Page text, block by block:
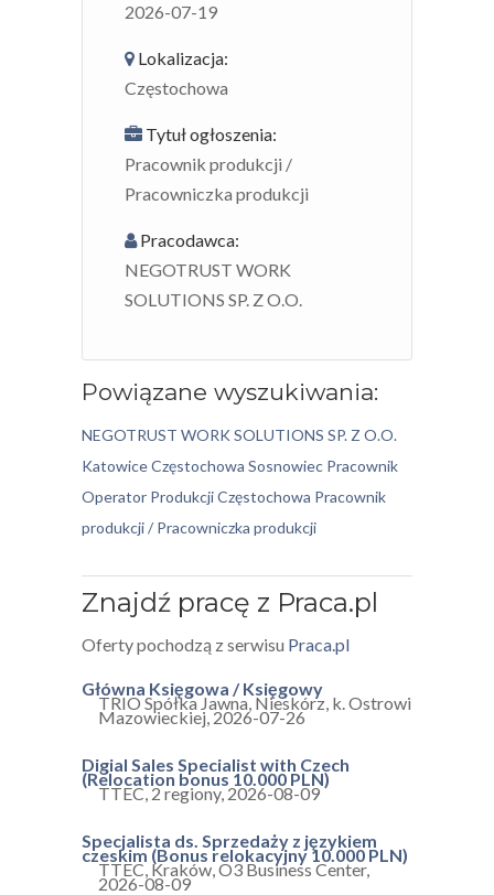
2026-07-19
Lokalizacja:
Częstochowa
Tytuł ogłoszenia:
Pracownik produkcji /
Pracowniczka produkcji
Pracodawca:
NEGOTRUST WORK
SOLUTIONS SP. Z O.O.
Powiązane wyszukiwania:
NEGOTRUST WORK SOLUTIONS SP. Z O.O.
KatowiceCzęstochowa Sosnowiec Pracownik
Operator Produkcji Częstochowa Pracownik
produkcji / Pracowniczka produkcji
Znajdź pracę z Praca.pl
Oferty pochodzą z serwisu Praca.pl
Główna Księgowa / Księgowy
TRIO Spółka Jawna,Nieskórz, k. Ostrowi
Mazowieckiej,2026-07-26
Digial Sales Specialist with Czech
(Relocation bonus 10.000 PLN)
TTEC,2 regiony,2026-08-09
Specjalista ds. Sprzedaży z językiem
czeskim (Bonus relokacyjny 10.000 PLN)
TTEC, Kraków, O3 Business Center,
2026-08-09